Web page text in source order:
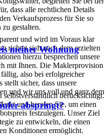
dass alle rechtlichen Details
Verkaufsprozess für Sie so
gestalten.
und wird im Voraus klar
richtet sich nach dem erzielten
hierzu besprechen unsere
mit Ihnen. Die Maklerprovision
also bei erfolgreicher
sicher, dass unsere
und wir uns voll und ganz dem
meiner Wohnung
selbstverständlich berücksichtigt.
und beraten Sie, um einen
festzulegen. Unser Ziel
zu entwickeln, die einen
Konditionen ermöglicht.
abspringt?